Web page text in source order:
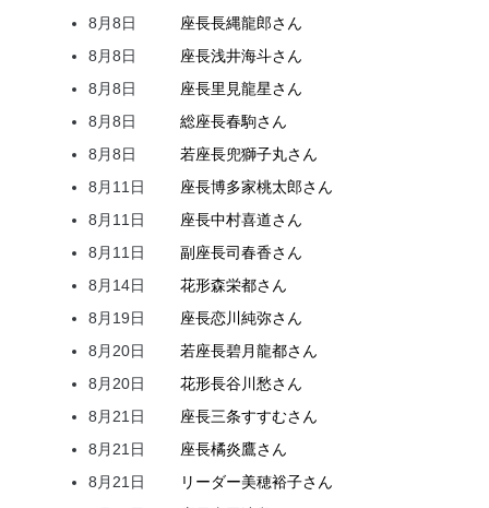
8月8日
座長長縄龍郎さん
8月8日
座長浅井海斗さん
8月8日
座長里見龍星さん
8月8日
総座長春駒さん
8月8日
若座長兜獅子丸さん
8月11日
座長博多家桃太郎さん
8月11日
座長中村喜道さん
8月11日
副座長司春香さん
8月14日
花形森栄都さん
8月19日
座長恋川純弥さん
8月20日
若座長碧月龍都さん
8月20日
花形長谷川愁さん
8月21日
座長三条すすむさん
8月21日
座長橘炎鷹さん
8月21日
リーダー美穂裕子さん